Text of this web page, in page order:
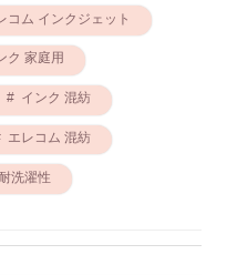
コム インクジェット
ク 家庭用
インク 混紡
エレコム 混紡
洗濯性